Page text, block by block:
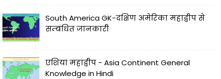
South America GK-दक्षिण अमेरिका महाद्वीप से
सम्बंधित जानकारी
एशिया महाद्वीप - Asia Continent General
Knowledge in Hindi